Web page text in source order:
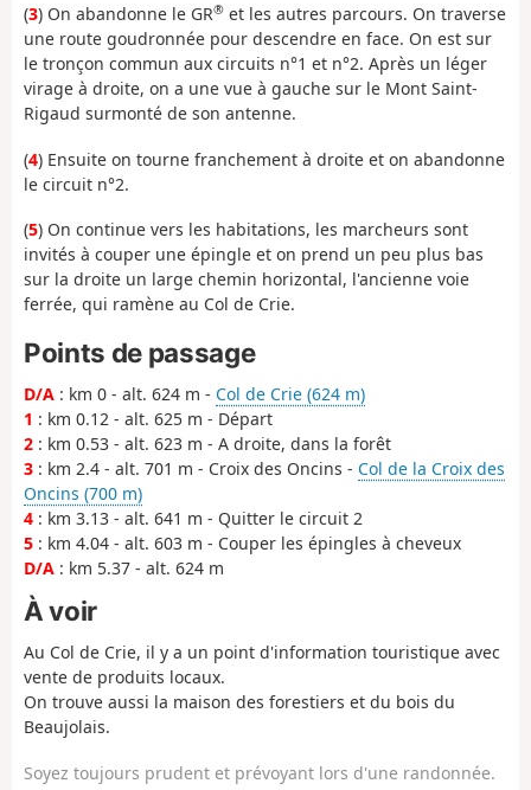
(3) On abandonne le GR® et les autres parcours. On traverse
une route goudronnée pour descendre en face. On est sur
le tronçon commun aux circuits n°1 et n°2. Après un léger
virage à droite, on a une vue à gauche sur le Mont Saint-
Rigaud surmonté de son antenne.
(4) Ensuite on tourne franchement à droite et on abandonne
le circuit n°2.
(5) On continue vers les habitations, les marcheurs sont
invités à couper une épingle et on prend un peu plus bas
sur la droite un large chemin horizontal, l'ancienne voie
ferrée, qui ramène au Col de Crie.
Points de passage
D/A : km 0 - alt. 624 m - Col de Crie (624 m)
1 : km 0.12 - alt. 625 m - Départ
2 : km 0.53 - alt. 623 m - A droite, dans la forêt
3 : km 2.4 - alt. 701 m - Croix des Oncins - Col de la Croix des
Oncins (700 m)
4 : km 3.13 - alt. 641 m - Quitter le circuit 2
5 : km 4.04 - alt. 603 m - Couper les épingles à cheveux
D/A : km 5.37 - alt. 624 m
À voir
Au Col de Crie, il y a un point d'information touristique avec
vente de produits locaux.
On trouve aussi la maison des forestiers et du bois du
Beaujolais.
Soyez toujours prudent et prévoyant lors d'une randonnée.